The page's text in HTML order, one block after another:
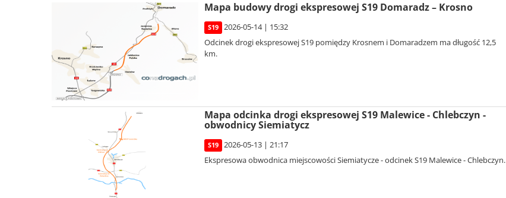
Mapa budowy drogi ekspresowej S19 Domaradz – Krosno
S19
2026-05-14 | 15:32
Odcinek drogi ekspresowej S19 pomiędzy Krosnem i Domaradzem ma długość 12,5
km.
Mapa odcinka drogi ekspresowej S19 Malewice - Chlebczyn -
obwodnicy Siemiatycz
S19
2026-05-13 | 21:17
Ekspresowa obwodnica miejscowości Siemiatycze - odcinek S19 Malewice - Chlebczyn.